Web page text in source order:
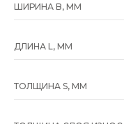
ШИРИНА B, ММ
ДЛИНА L, ММ
ТОЛЩИНА S, ММ